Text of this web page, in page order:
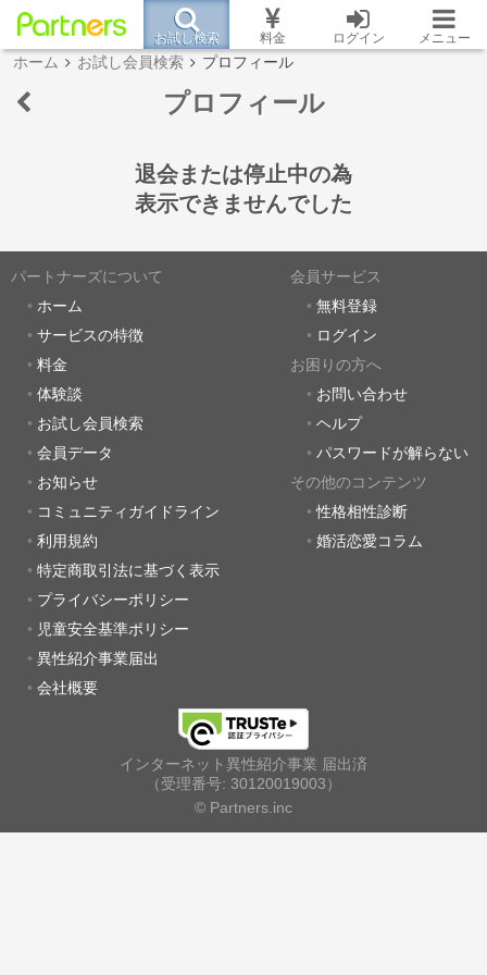
お試し検索 料金 ログイン メニュー
ホーム お試し会員検索 プロフィール
プロフィール
退会または停止中の為
表示できませんでした
パートナーズについて
ホーム
サービスの特徴
料金
体験談
お試し会員検索
会員データ
お知らせ
コミュニティガイドライン
利用規約
特定商取引法に基づく表示
プライバシーポリシー
児童安全基準ポリシー
異性紹介事業届出
会社概要
会員サービス
無料登録
ログイン
お困りの方へ
お問い合わせ
ヘルプ
パスワードが解らない
その他のコンテンツ
性格相性診断
婚活恋愛コラム
インターネット異性紹介事業 届出済
（受理番号: 30120019003）
© Partners.inc